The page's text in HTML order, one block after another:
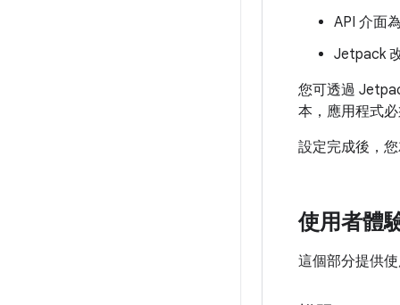
API 介面
Jetpack
您可透過
本，應用程式
設定完成後，
使用者體
這個部分提供